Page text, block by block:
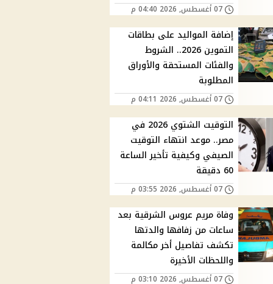
07 أغسطس, 2026 04:40 م
إضافة المواليد على بطاقات
التموين 2026.. الشروط
والفئات المستحقة والأوراق
المطلوبة
07 أغسطس, 2026 04:11 م
التوقيت الشتوي 2026 في
مصر.. موعد انتهاء التوقيت
الصيفي وكيفية تأخير الساعة
60 دقيقة
07 أغسطس, 2026 03:55 م
وفاة مريم عروس الشرقية بعد
ساعات من زفافها والدتها
تكشف تفاصيل أخر مكالمة
واللحظات الأخيرة
07 أغسطس, 2026 03:10 م